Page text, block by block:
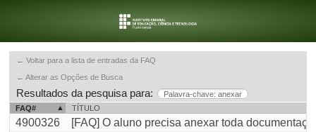
← Voltar para a lista de entradas da FAQ
← Alterar as Opções de Busca
Resultados da pesquisa para:
Palavra-chave: anexar
FAQ#
TÍTULO
4900326
[FAQ] O aluno precisa anexar toda